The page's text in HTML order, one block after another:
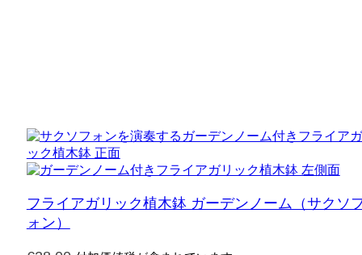
フライアガリック植木鉢 ガーデンノーム（サクソ
ォン）